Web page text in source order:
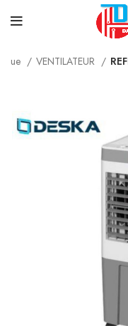
VENTILATEUR